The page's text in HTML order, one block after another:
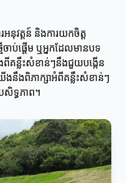
នុវត្តន៍ និងការយកចិត្ត
ាប់ផ្តើម ឬអ្នកដែលមានបទ
ន្លឹះសំខាន់ៗនឹងជួយបង្កើន
ងនឹងពិភាក្សាអំពីគន្លឹះសំខាន់ៗ
ទ្ធភាព។